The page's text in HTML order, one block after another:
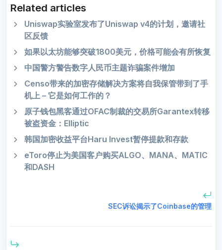
Related articles
Uniswap实验室发布了Uniswap v4的计划，邀请社
区反馈
如果以太坊能够突破1800美元，价格可能会有所恢复
中国警方警告数字人民币主题诈骗案件增加
Censo带来的加密存储解决方案将自我保管带到了手
机上 – 它是如何工作的？
原子钱包黑客通过OFAC制裁的交易所Garantex转移
被盗资金：Elliptic
韩国加密收益平台Haru Invest暂停提款和存款
eToro停止为美国客户购买ALGO、MANA、MATIC
和DASH
SEC诉讼揭示了Coinbase的管理